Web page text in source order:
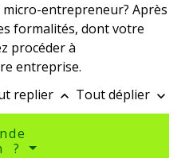
entrepreneur? Après
formalités, dont votre
procéder à
entreprise.
replier keyboard_arrow_up Tout déplier keyboard_arrow_down
?